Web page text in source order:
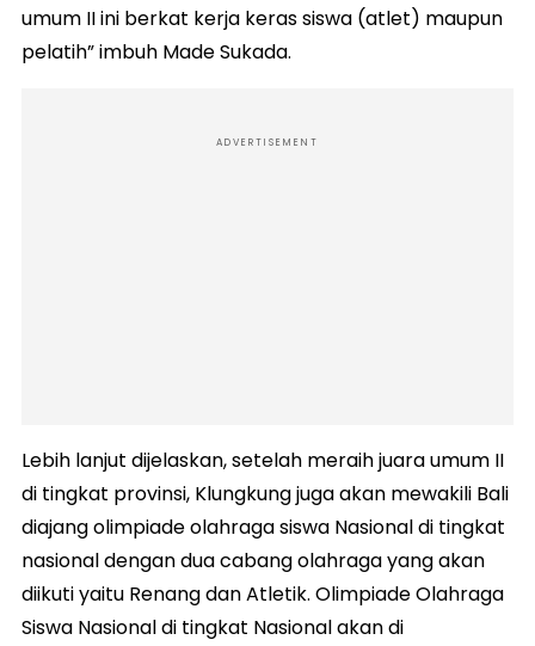
umum II ini berkat kerja keras siswa (atlet) maupun
pelatih” imbuh Made Sukada.
ADVERTISEMENT
Lebih lanjut dijelaskan, setelah meraih juara umum II
di tingkat provinsi, Klungkung juga akan mewakili Bali
diajang olimpiade olahraga siswa Nasional di tingkat
nasional dengan dua cabang olahraga yang akan
diikuti yaitu Renang dan Atletik. Olimpiade Olahraga
Siswa Nasional di tingkat Nasional akan di